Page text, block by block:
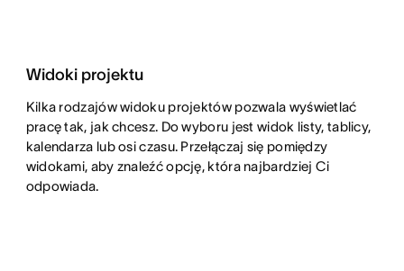
Widoki projektu
Kilka rodzajów widoku projektów pozwala wyświetlać
pracę tak, jak chcesz. Do wyboru jest widok listy, tablicy,
kalendarza lub osi czasu. Przełączaj się pomiędzy
widokami, aby znaleźć opcję, która najbardziej Ci
odpowiada.